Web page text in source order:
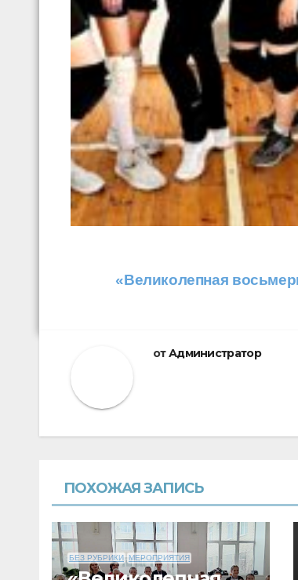
Навигация
записям
«Великолепная
отАдминистратор
ПОХОЖАЯ ЗАПИСЬ
БЕЗ РУБРИКИ МЕРОПРИЯТИЯ